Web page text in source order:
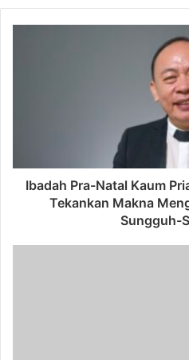
Ibadah Pra-Natal Kaum
Tekankan Makna
Sungguh-